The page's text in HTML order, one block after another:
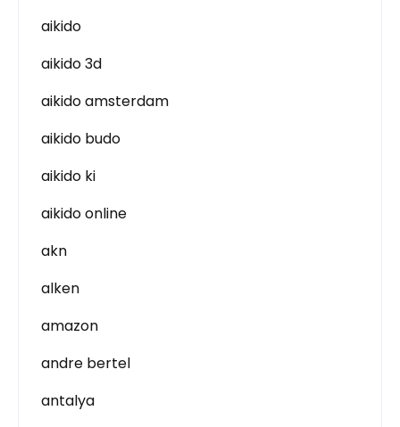
aikido
aikido 3d
aikido amsterdam
aikido budo
aikido ki
aikido online
akn
alken
amazon
andre bertel
antalya